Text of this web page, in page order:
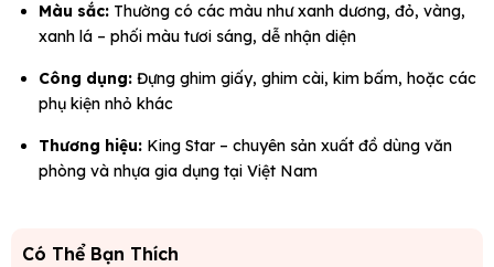
Màu sắc: Thường có các màu như xanh dương, đỏ, vàng,
xanh lá – phối màu tươi sáng, dễ nhận diện
Công dụng: Đựng ghim giấy, ghim cài, kim bấm, hoặc các
phụ kiện nhỏ khác
Thương hiệu: King Star – chuyên sản xuất đồ dùng văn
phòng và nhựa gia dụng tại Việt Nam
Có Thể Bạn Thích